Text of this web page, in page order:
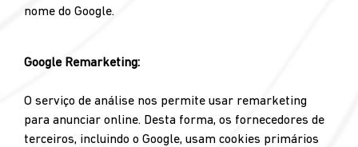
nome do Google.
Google Remarketing:
O serviço de análise nos permite usar remarketing
para anunciar online. Desta forma, os fornecedores de
terceiros, incluindo o Google, usam cookies primários